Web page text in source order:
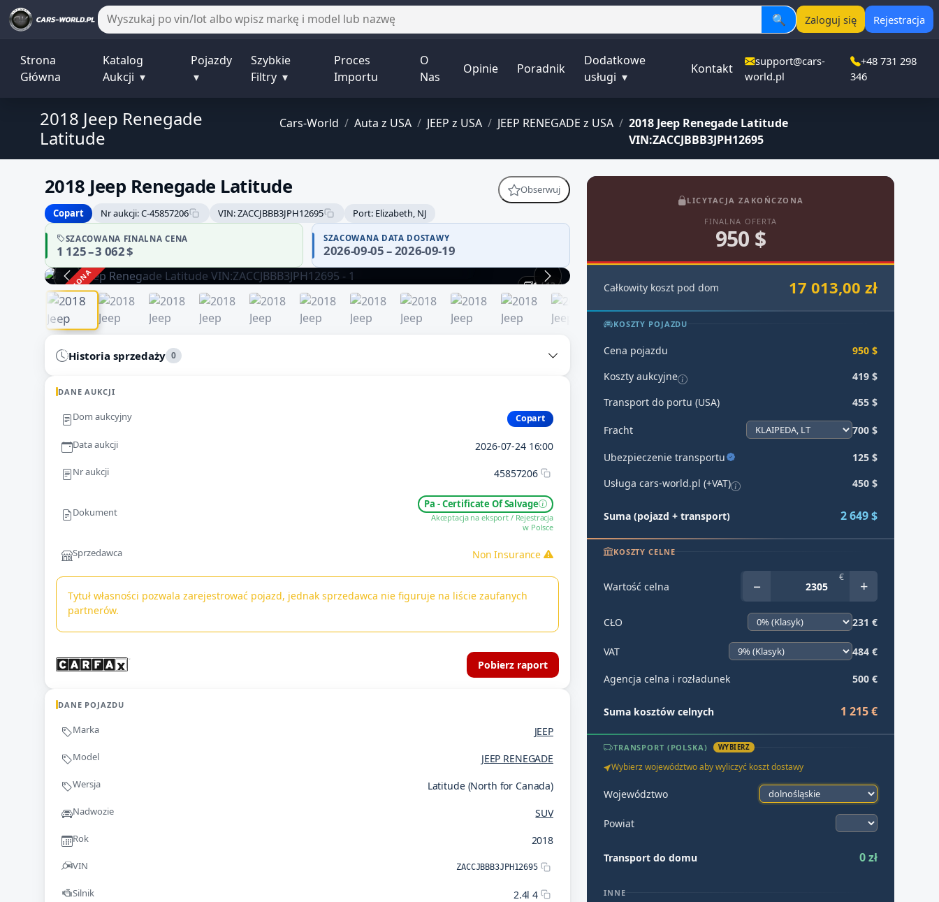
🔍 Zaloguj się Rejestracja
Strona
Główna
Katalog
Aukcji ▾
Pojazdy
▾
Szybkie
Filtry ▾
Proces
Importu
O
Nas
Opinie Poradnik
Dodatkowe
usługi ▾
Kontakt
support@cars-
world.pl
+48 731 298
346
Cars-World / Auta z USA / JEEP z USA / JEEP RENEGADE z USA / 2018 Jeep Renegade Latitude
VIN:ZACCJBBB3JPH12695
2018 Jeep Renegade
Latitude
2018 Jeep Renegade Latitude
Obserwuj
Copart
Nr aukcji: C-45857206 VIN: ZACCJBBB3JPH12695 Port: Elizabeth, NJ
SZACOWANA FINALNA CENA
1 125 – 3 062 $
SZACOWANA DATA DOSTAWY
2026-09-05 – 2026-09-19
ZAKOŃCZONA
Sprzedawca bez potwierdzonej wiarygodności — część
Zachowaj ostrożność i dokładnie zweryfikuj historię pojazdu.
1 / 13
Historia sprzedaży 0
DANE AUKCJI
Dom aukcyjny Copart
Data aukcji 2026-07-24 16:00
Nr aukcji 45857206
Dokument
Pa - Certificate Of Salvage
Akceptacja na eksport / Rejestracja
w Polsce
Sprzedawca Non Insurance
Tytuł własności pozwala zarejestrować pojazd, jednak sprzedawca nie figuruje na liście zaufanych
partnerów.
Pobierz raport
DANE POJAZDU
Marka JEEP
Model JEEP RENEGADE
Wersja Latitude (North for Canada)
Nadwozie SUV
Rok 2018
VIN ZACCJBBB3JPH12695
Silnik 2.4l 4
LICYTACJA ZAKOŃCZONA
FINALNA OFERTA
950 $
Całkowity koszt pod dom 17 013,00 zł
KOSZTY POJAZDU
Cena pojazdu
950 $
Koszty aukcyjne
419 $
Transport do portu (USA)
455 $
Fracht 700 $
Ubezpieczenie transportu
125 $
Usługa cars-world.pl (+VAT)
450 $
Suma (pojazd + transport) 2 649 $
KOSZTY CELNE
Wartość celna − € +
CŁO 231 €
VAT 484 €
Agencja celna i rozładunek 500 €
Suma kosztów celnych 1 215 €
TRANSPORT (POLSKA) WYBIERZ
Wybierz województwo aby wyliczyć koszt dostawy
Województwo
Powiat
Transport do domu 0 zł
INNE